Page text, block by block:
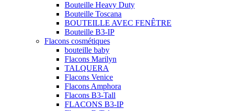
Bouteille Heavy Duty
Bouteille Toscana
BOUTEILLE AVEC FENÊTRE
Bouteille B3-IP
Flacons cosmétiques
bouteille baby
Flacons Marilyn
TALQUERA
Flacons Venice
Flacons Amphora
Flacons B3-Tall
FLACONS B3-IP